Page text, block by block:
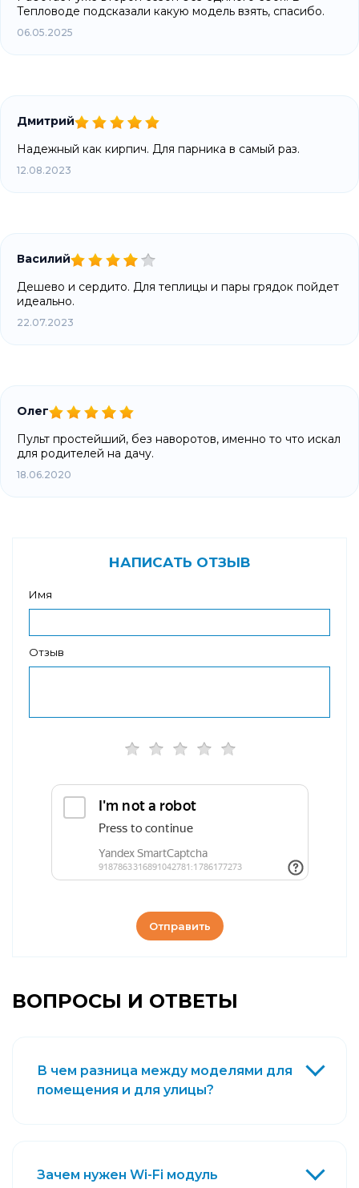
Тепловоде подсказали какую модель взять, спасибо.
06.05.2025
Дмитрий
Надежный как кирпич. Для парника в самый раз.
12.08.2023
Василий
Дешево и сердито. Для теплицы и пары грядок пойдет
идеально.
22.07.2023
Олег
Пульт простейший, без наворотов, именно то что искал
для родителей на дачу.
18.06.2020
НАПИСАТЬ ОТЗЫВ
Имя
Отзыв
Отправить
ВОПРОСЫ И ОТВЕТЫ
В чем разница между моделями для
помещения и для улицы?
Зачем нужен Wi-Fi модуль